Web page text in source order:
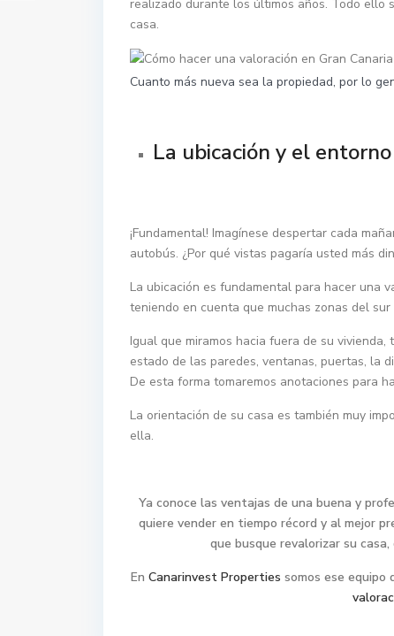
realizado durante los últimos años. Todo ello
casa.
Cuanto más nueva sea la propiedad, por lo
La ubicación y el
¡Fundamental! Imagínese despertar cada
autobús. ¿Por qué vistas pagaría usted más
La ubicación es fundamental para hacer una
teniendo en cuenta que muchas zonas del
Igual que miramos hacia fuera de su
estado de las paredes, ventanas, puertas, la
De esta forma tomaremos anotaciones para
La orientación de su casa es también muy
ella.
Ya conoce las ventajas de una buena y
quiere vender en tiempo récord y al mejor
que busque revalorizar su
En Canarinvest Properties somos ese equipo